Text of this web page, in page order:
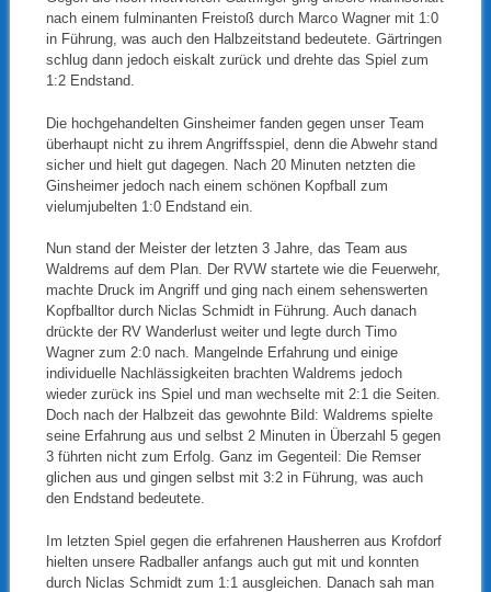
nach einem fulminanten Freistoß durch Marco Wagner mit 1:0
in Führung, was auch den Halbzeitstand bedeutete. Gärtringen
schlug dann jedoch eiskalt zurück und drehte das Spiel zum
1:2 Endstand.
Die hochgehandelten Ginsheimer fanden gegen unser Team
überhaupt nicht zu ihrem Angriffsspiel, denn die Abwehr stand
sicher und hielt gut dagegen. Nach 20 Minuten netzten die
Ginsheimer jedoch nach einem schönen Kopfball zum
vielumjubelten 1:0 Endstand ein.
Nun stand der Meister der letzten 3 Jahre, das Team aus
Waldrems auf dem Plan. Der RVW startete wie die Feuerwehr,
machte Druck im Angriff und ging nach einem sehenswerten
Kopfballtor durch Niclas Schmidt in Führung. Auch danach
drückte der RV Wanderlust weiter und legte durch Timo
Wagner zum 2:0 nach. Mangelnde Erfahrung und einige
individuelle Nachlässigkeiten brachten Waldrems jedoch
wieder zurück ins Spiel und man wechselte mit 2:1 die Seiten.
Doch nach der Halbzeit das gewohnte Bild: Waldrems spielte
seine Erfahrung aus und selbst 2 Minuten in Überzahl 5 gegen
3 führten nicht zum Erfolg. Ganz im Gegenteil: Die Remser
glichen aus und gingen selbst mit 3:2 in Führung, was auch
den Endstand bedeutete.
Im letzten Spiel gegen die erfahrenen Hausherren aus Krofdorf
hielten unsere Radballer anfangs auch gut mit und konnten
durch Niclas Schmidt zum 1:1 ausgleichen. Danach sah man